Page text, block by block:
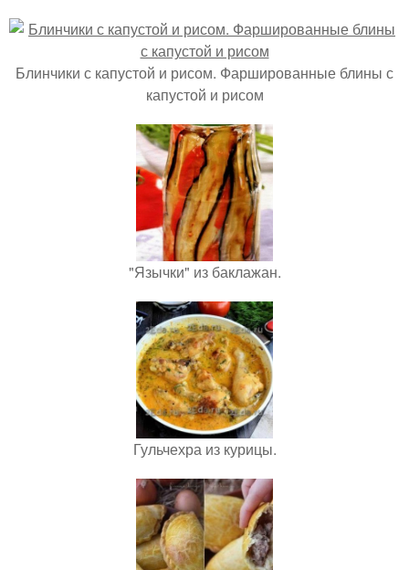
Блинчики с капустой и рисом. Фаршированные блины с
капустой и рисом
"Язычки" из баклажан.
Гульчехра из курицы.